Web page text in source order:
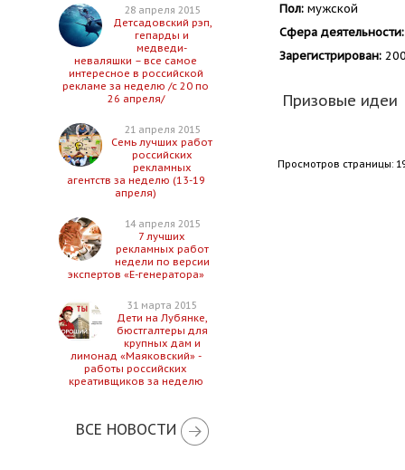
28 апреля 2015
Детсадовский рэп,
гепарды и
медведи-
неваляшки – все самое
интересное в российской
рекламе за неделю /с 20 по
26 апреля/
21 апреля 2015
Семь лучших работ
российских
рекламных
агентств за неделю (13-19
апреля)
14 апреля 2015
7 лучших
рекламных работ
недели по версии
экспертов «Е-генератора»
31 марта 2015
Дети на Лубянке,
бюстгалтеры для
крупных дам и
лимонад «Маяковский» -
работы российских
креативщиков за неделю
ВСЕ НОВОСТИ
Пол:мужской
Сфера деятельности:
Зарегистрирован:
Призовые идеи
Просмотров страницы: